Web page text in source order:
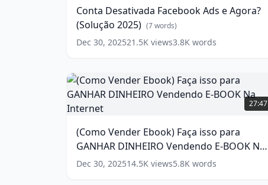
e
Agora?
(Solução
2025)
words)
Conta Desativada Facebook Ads e Agora?
(Solução 2025) (7words)
Dec 30, 202521.5K views3.8K words
(Como
Vender
Ebook)
isso
para
GANHAR
DINHEIRO
27:47
(Como Vender Ebook) Faça isso para
GANHAR DINHEIRO Vendendo E-BOOK Na
Internet (12words)
Dec 30, 202514.5K views5.8K words